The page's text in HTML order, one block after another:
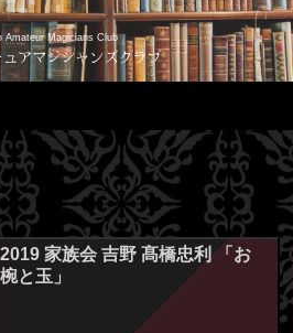
Amateur Magicians Club
アマジシャンズクラブ
2019 家族会 吉野 髙橋忠利 「お
椀と玉」